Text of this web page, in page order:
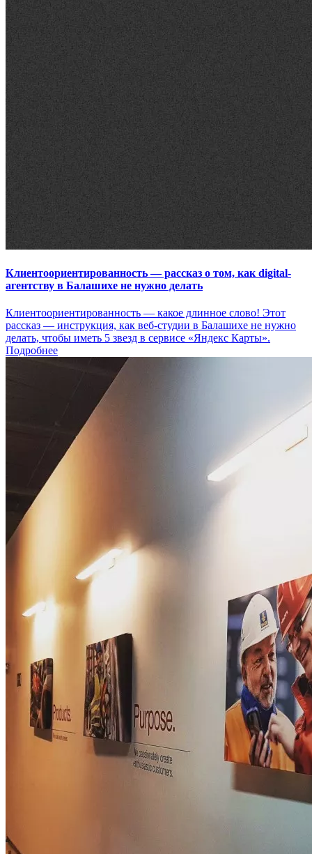
Клиентоориентированность — рассказ о том, как digital-
агентству в Балашихе не нужно делать
Клиентоориентированность — какое длинное слово! Этот
рассказ — инструкция, как веб-студии в Балашихе не нужно
делать, чтобы иметь 5 звезд в сервисе «Яндекс Карты».
Подробнее